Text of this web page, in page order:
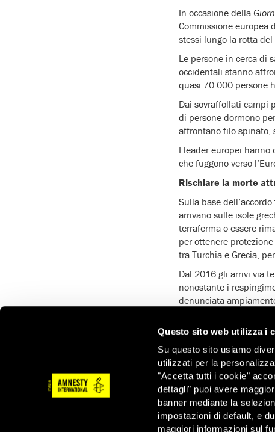
Questo sito web utilizza i
Su questo sito usiamo
utilizzati per la
"Accetta tutti i cookie"
dettagli" puoi avere
banner mediante la
impostazioni di default, e
maggiori informazioni sul
In occasione della
Commissione europea
stessi lungo la rotta
Le persone in cerca di
occidentali stanno
quasi 70.000 persone
Dai sovraffollati campi
di persone dormono
affrontano filo spinato,
I leader europei hanno
che fuggono verso
Rischiare la morte
Sulla base
arrivano sulle isole
terraferma o essere
per ottenere
tra Turchia e Grecia,
Dal 2016 gli arrivi via
nonostante i
denunciata
Negli ultimi giorni,
ipotermia,
pericoloso. Il governo
le frontiere, anche
confine.
Amnesty International
stesse persone che
La Bosnia di fronte a